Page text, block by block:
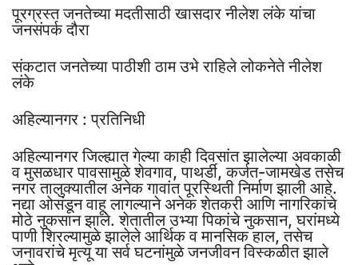
पूरग्रस्त जनतेच्या मदतीसाठी खासदार नीलेश लंके यांचा
जनसंपर्क दौरा
संकटात जनतेच्या पाठीशी ठाम उभे राहिले लोकनेते नीलेश
लंके
अहिल्यानगर : प्रतिनिधी
अहिल्यानगर जिल्ह्यात गेल्या काही दिवसांत झालेल्या अवकाळी
व मुसळधार पावसामुळे शेवगाव, पाथर्डी, कर्जत-जामखेड तसेच
नगर तालुक्यातील अनेक गावांत पूरस्थिती निर्माण झाली आहे.
नद्या ओसंडून वाहू लागल्याने अनेक शेतकरी आणि नागरिकांचे
मोठे नुकसान झाले. शेतातील उभ्या पिकांचे नुकसान, घरांमध्ये
पाणी शिरल्यामुळे झालेले आर्थिक व मानसिक हाल, तसेच
जनावरांचे मृत्यू या सर्व घटनांमुळे जनजीवन विस्कळीत झाले